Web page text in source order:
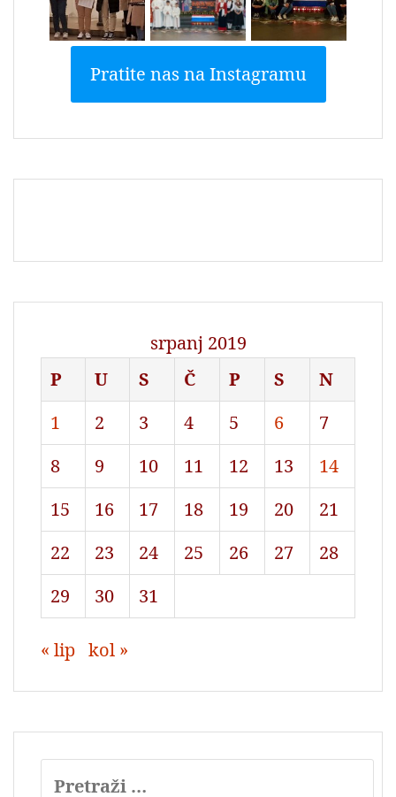
Pratite nas na Instagramu
srpanj 2019
P
U S Č P S
N
1
2 3 4 5 6
7
8
9 10 11 12 13
14
15
16 17 18 19 20
21
22
23 24 25 26 27
28
29
30 31
« lip kol »